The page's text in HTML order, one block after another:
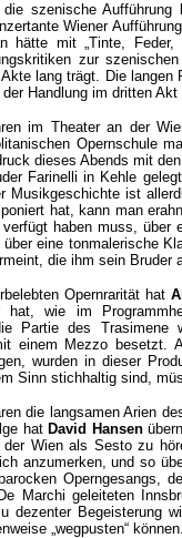
szenische
Wiener
hätte mit „Tinte, Feder,
zur
lang trägt. Die
Handlung im dritten
im Theater an der
Opernschule
dieses Abends mit
Farinelli in Kehle
Musikgeschichte ist
hat, kann man
haben muss, über
eine tonmalerische
die ihm sein Bruder
Opernrarität hat
hat, wie im
Partie des
einem Mezzo besetzt.
wurden in dieser
Sinn stichhaltig sind,
die langsamen Arien
hat David Hansen
Wien als Sesto zu
anzumerken, und so
Operngesangs,
Marchi geleiteten
dezenter Begeisterung
„wegpusten“